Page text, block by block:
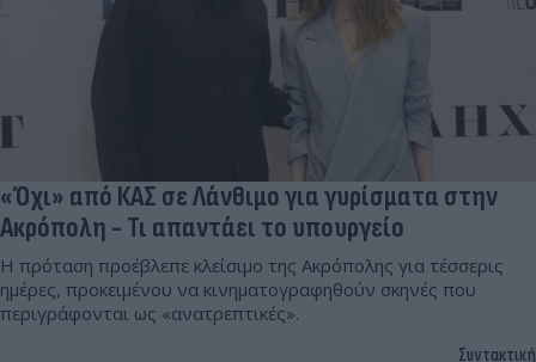
«Όχι» από ΚΑΣ σε Λάνθιμο για γυρίσματα στην
Ακρόπολη - Τι απαντάει το υπουργείο
Η πρόταση προέβλεπε κλείσιμο της Ακρόπολης για τέσσερις
ημέρες, προκειμένου να κινηματογραφηθούν σκηνές που
περιγράφονται ως «ανατρεπτικές».
Συντακτική